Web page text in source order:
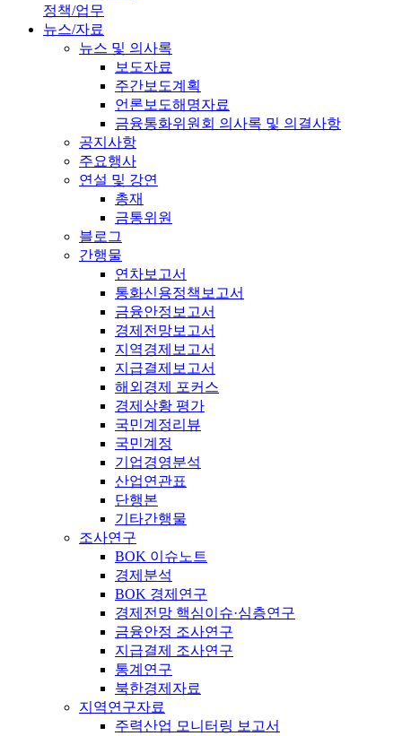
정책/업무
뉴스/자료
뉴스 및 의사록
보도자료
주간보도계획
언론보도해명자료
금융통화위원회 의사록 및 의결사항
공지사항
주요행사
연설 및 강연
총재
금통위원
블로그
간행물
연차보고서
통화신용정책보고서
금융안정보고서
경제전망보고서
지역경제보고서
지급결제보고서
해외경제 포커스
경제상황 평가
국민계정리뷰
국민계정
기업경영분석
산업연관표
단행본
기타간행물
조사연구
BOK 이슈노트
경제분석
BOK 경제연구
경제전망 핵심이슈·심층연구
금융안정 조사연구
지급결제 조사연구
통계연구
북한경제자료
지역연구자료
주력산업 모니터링 보고서